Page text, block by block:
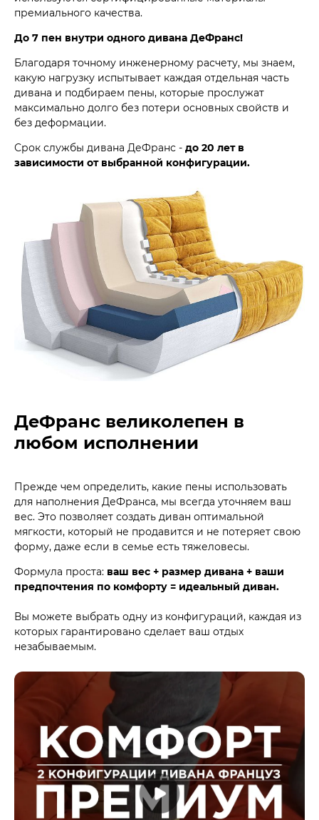
премиального качества.
До 7 пен внутри одного дивана ДеФранс!
Благодаря точному инженерному расчету, мы знаем,
какую нагрузку испытывает каждая отдельная часть
дивана и подбираем пены, которые прослужат
максимально долго без потери основных свойств и
без деформации.
Срок службы дивана ДеФранс - до 20 лет в
зависимости от выбранной конфигурации.
ДеФранс великолепен в
любом исполнении
Прежде чем определить, какие пены использовать
для наполнения ДеФранса, мы всегда уточняем ваш
вес. Это позволяет создать диван оптимальной
мягкости, который не продавится и не потеряет свою
форму, даже если в семье есть тяжеловесы.
Формула проста: ваш вес + размер дивана + ваши
предпочтения по комфорту = идеальный диван.
Вы можете выбрать одну из конфигураций, каждая из
которых гарантировано сделает ваш отдых
незабываемым.